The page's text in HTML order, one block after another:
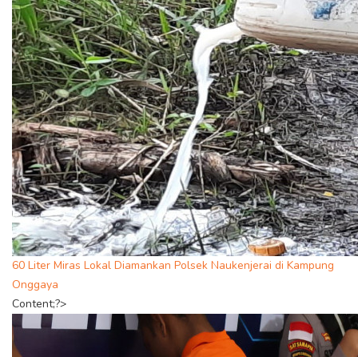
60 Liter Miras Lokal Diamankan Polsek Naukenjerai di Kampung
Onggaya
Content;?>